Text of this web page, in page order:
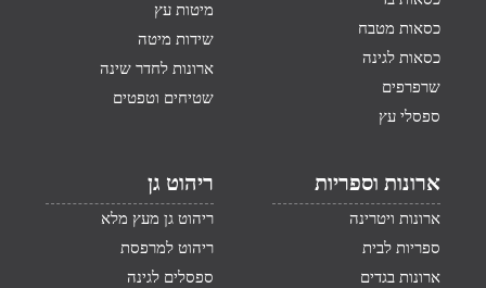
כסאות מטבח
כסאות לגינה
שרפרפים
ספסלי עץ
מיטות עץ
שידות מיטה
ארונות לחדר שינה
שטיחים וטפטים
ארונות וספריות
ארונות ויטרינה
ספריות לבית
ארונות בגדים
ריהוט גן
ריהוט גן מעץ מלא
ריהוט למרפסת
ספסלים לגינה